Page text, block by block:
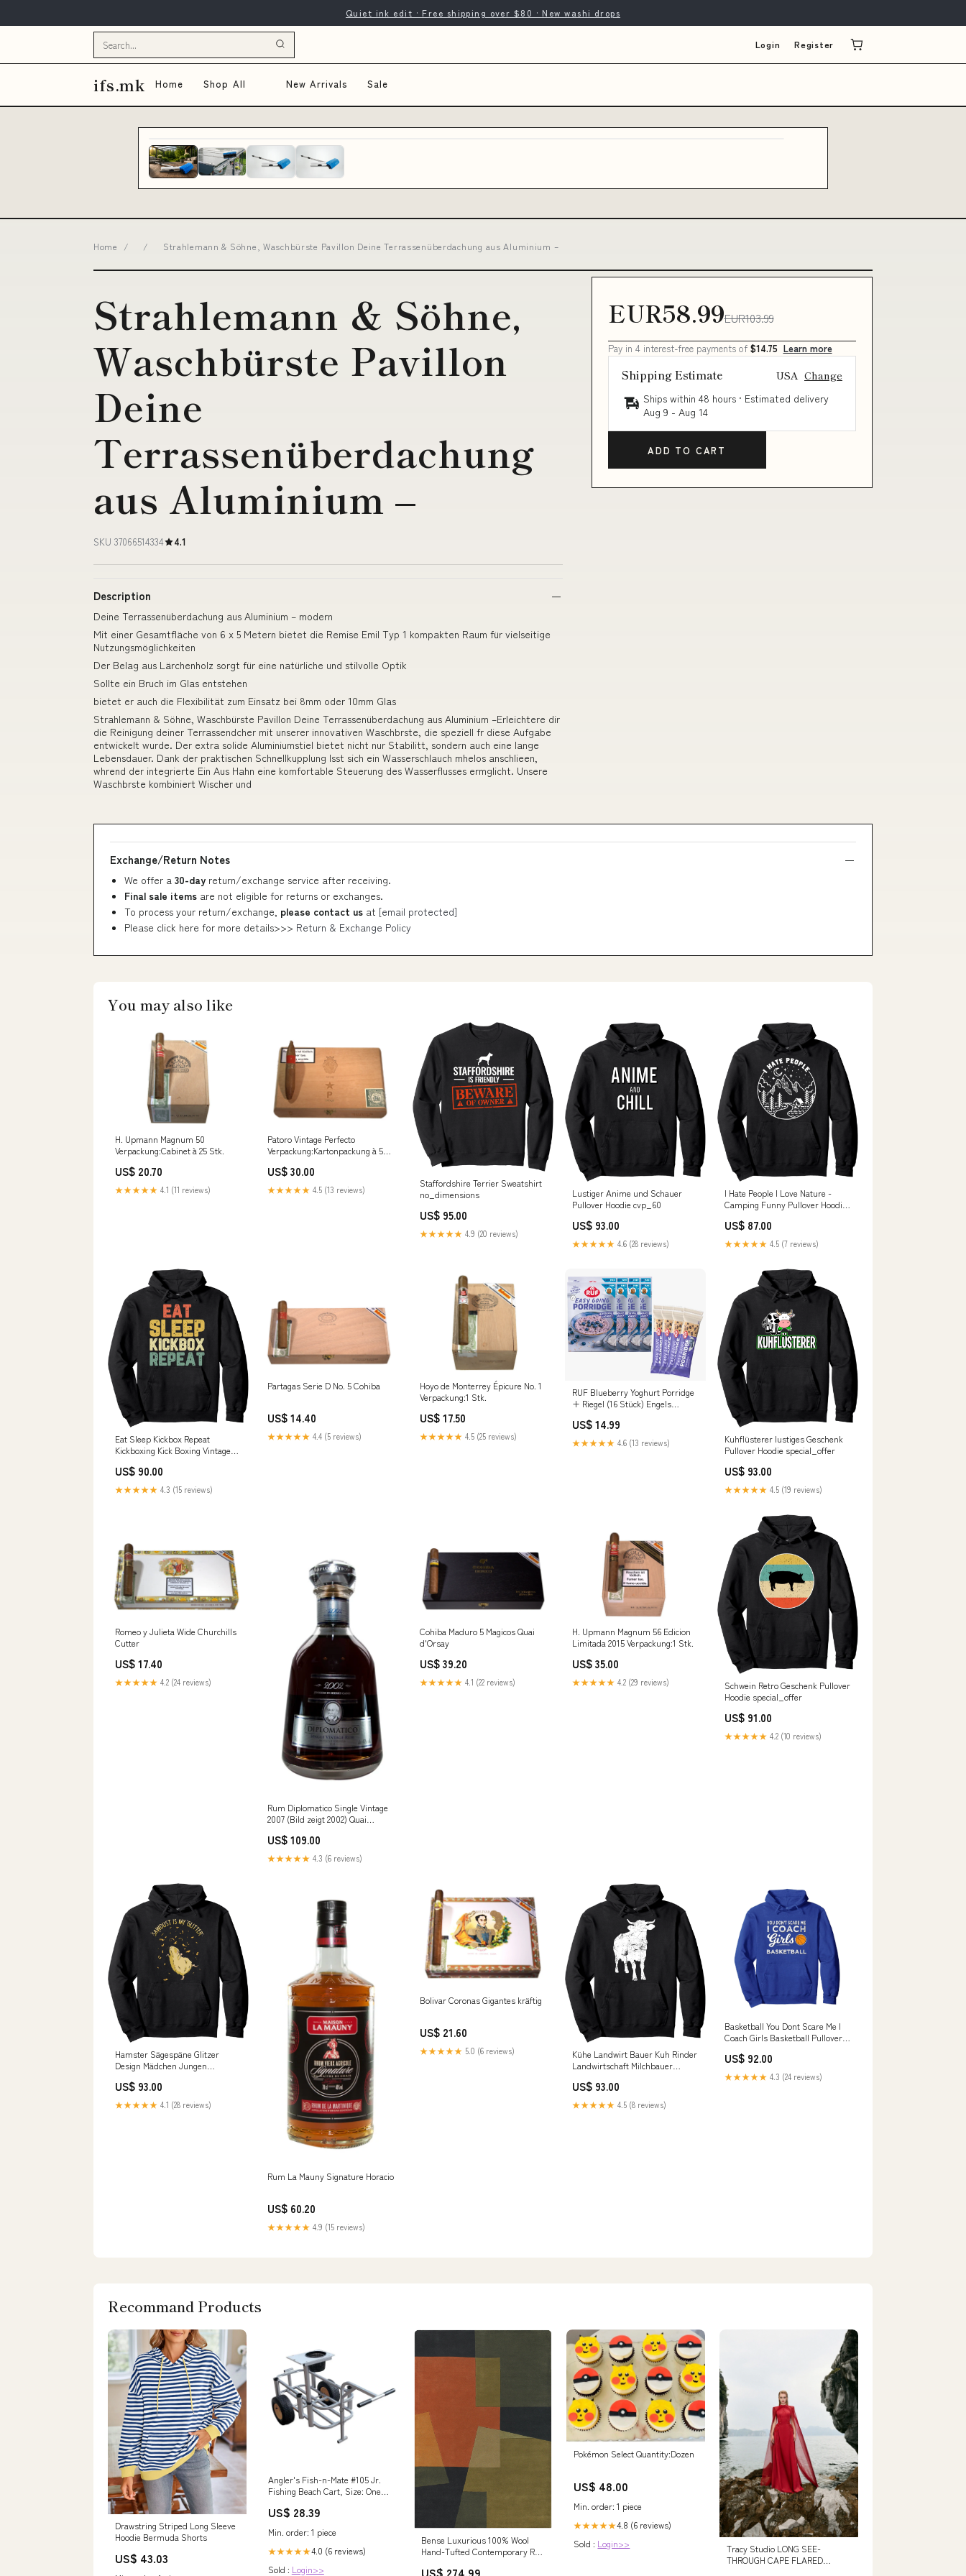
Quiet ink edit · Free shipping over $80 · New washi drops
Login Register
ifs.mk Home Shop All New Arrivals Sale
Home / / Strahlemann & Söhne, Waschbürste Pavillon Deine Terrassenüberdachung aus Aluminium –
Strahlemann & Söhne,
Waschbürste Pavillon
Deine
Terrassenüberdachung
aus Aluminium –
SKU 37066514334 4.1
Description
Deine Terrassenüberdachung aus Aluminium – modern
Mit einer Gesamtfläche von 6 x 5 Metern bietet die Remise Emil Typ 1 kompakten Raum für vielseitige
Nutzungsmöglichkeiten
Der Belag aus Lärchenholz sorgt für eine natürliche und stilvolle Optik
Sollte ein Bruch im Glas entstehen
bietet er auch die Flexibilität zum Einsatz bei 8mm oder 10mm Glas
Strahlemann & Söhne, Waschbürste Pavillon Deine Terrassenüberdachung aus Aluminium –Erleichtere dir
die Reinigung deiner Terrassendcher mit unserer innovativen Waschbrste, die speziell fr diese Aufgabe
entwickelt wurde. Der extra solide Aluminiumstiel bietet nicht nur Stabilitt, sondern auch eine lange
Lebensdauer. Dank der praktischen Schnellkupplung lsst sich ein Wasserschlauch mhelos anschlieen,
whrend der integrierte Ein Aus Hahn eine komfortable Steuerung des Wasserflusses ermglicht. Unsere
Waschbrste kombiniert Wischer und
EUR58.99EUR103.99
Pay in 4 interest-free payments of $14.75 Learn more
Shipping Estimate USA Change
Ships within 48 hours · Estimated delivery
Aug 9 - Aug 14
ADD TO CART
Exchange/Return Notes
We offer a 30-day return/exchange service after receiving.
Final sale items are not eligible for returns or exchanges.
To process your return/exchange, please contact us at [email protected]
Please click here for more details>>> Return & Exchange Policy
You may also like
H. Upmann Magnum 50
Verpackung:Cabinet à 25 Stk.
US$ 20.70
★★★★★ 4.1 (11 reviews)
Patoro Vintage Perfecto
Verpackung:Kartonpackung à 5
US$ 30.00
★★★★★ 4.5 (13 reviews)
Staffordshire Terrier Sweatshirt
no_dimensions
US$ 95.00
★★★★★ 4.9 (20 reviews)
Lustiger Anime und Schauer
Pullover Hoodie cvp_60
US$ 93.00
★★★★★ 4.6 (28 reviews)
I Hate People I Love Nature -
Camping Funny Pullover Hoodie
US$ 87.00
★★★★★ 4.5 (7 reviews)
Eat Sleep Kickbox Repeat
Kickboxing Kick Boxing Vintage
US$ 90.00
★★★★★ 4.3 (15 reviews)
Partagas Serie D No. 5 Cohiba
US$ 14.40
★★★★★ 4.4 (5 reviews)
Hoyo de Monterrey Épicure No. 1
Verpackung:1 Stk.
US$ 17.50
★★★★★ 4.5 (25 reviews)
RUF Blueberry Yoghurt Porridge
+ Riegel (16 Stück) Engels
US$ 14.99
★★★★★ 4.6 (13 reviews)
Kuhflüsterer lustiges Geschenk
Pullover Hoodie special_offer
US$ 93.00
★★★★★ 4.5 (19 reviews)
Romeo y Julieta Wide Churchills
Cutter
US$ 17.40
★★★★★ 4.2 (24 reviews)
Rum Diplomatico Single Vintage
2007 (Bild zeigt 2002) Quai
US$ 109.00
★★★★★ 4.3 (6 reviews)
Cohiba Maduro 5 Magicos Quai
d'Orsay
US$ 39.20
★★★★★ 4.1 (22 reviews)
H. Upmann Magnum 56 Edicion
Limitada 2015 Verpackung:1 Stk.
US$ 35.00
★★★★★ 4.2 (29 reviews)
Schwein Retro Geschenk Pullover
Hoodie special_offer
US$ 91.00
★★★★★ 4.2 (10 reviews)
Hamster Sägespäne Glitzer
Design Mädchen Jungen
US$ 93.00
★★★★★ 4.1 (28 reviews)
Rum La Mauny Signature Horacio
US$ 60.20
★★★★★ 4.9 (15 reviews)
Bolivar Coronas Gigantes kräftig
US$ 21.60
★★★★★ 5.0 (6 reviews)
Kühe Landwirt Bauer Kuh Rinder
Landwirtschaft Milchbauer
US$ 93.00
★★★★★ 4.5 (8 reviews)
Basketball You Dont Scare Me I
Coach Girls Basketball Pullover
US$ 92.00
★★★★★ 4.3 (24 reviews)
Recommand Products
Drawstring Striped Long Sleeve
Hoodie Bermuda Shorts
US$ 43.03
Angler's Fish-n-Mate #105 Jr.
Fishing Beach Cart, Size: One
US$ 28.39
Min. order: 1 piece
★★★★★4.0 (6 reviews)
Sold : Login>>
Bense Luxurious 100% Wool
Hand-Tufted Contemporary Rug
US$ 274.99
Pokémon Select Quantity:Dozen
US$ 48.00
Min. order: 1 piece
★★★★★4.8 (6 reviews)
Sold : Login>>
Tracy Studio LONG SEE-
THROUGH CAPE FLARED